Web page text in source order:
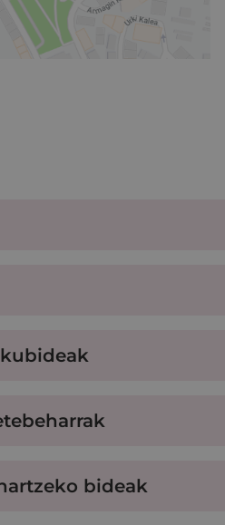
bideak